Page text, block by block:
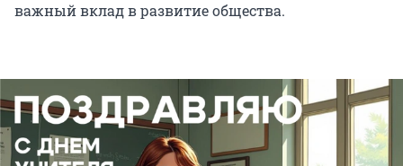
важный вклад в развитие общества.